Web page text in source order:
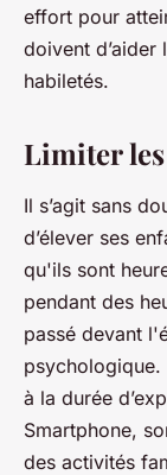
INESfr •8 octobre
effort pour
doivent d’aider
habiletés.
Limiter
Il s’agit sans
d’élever ses
qu'ils sont
pendant des
passé devant
à la durée
Smartphone,
des activités